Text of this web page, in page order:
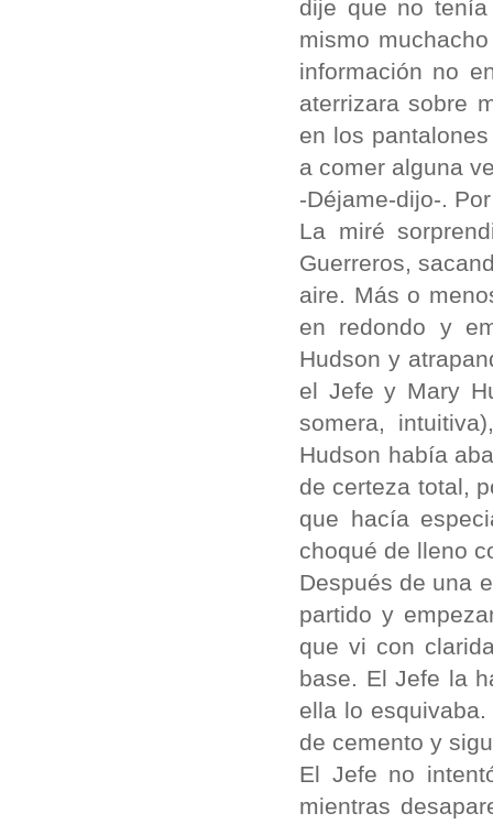
dije que no
mismo
información no
aterrizara sobre
en los
a comer alguna
-Déjame-dijo-.
La miré
Guerreros,
aire. Más o
en redondo y
Hudson y
el Jefe y Mary
somera,
Hudson había
de certeza total,
que hacía
choqué de lleno
Después de una
partido y
que vi con
base. El Jefe la
ella lo
de cemento y
El Jefe no
mientras